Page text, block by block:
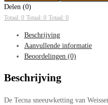
Delen (0)
Totaal: 0 Totaal: 0 Totaal: 0
Beschrijving
Aanvullende informatie
Beoordelingen (0)
Beschrijving
De Tecna sneeuwketting van